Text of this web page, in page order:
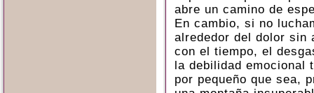
abre un camino de
En cambio, si no
alrededor del dolor sin
con el tiempo, el
la debilidad emocional
por pequeño que sea,